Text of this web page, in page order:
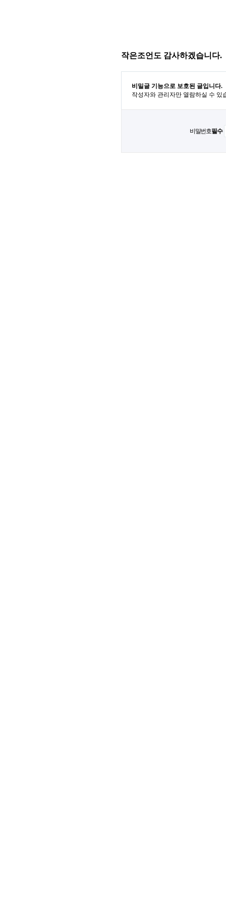
작은조언도 감사하겠습니다.
비밀글 기능으로 보호된 글입니다.
작성자와 관리자만 열람하실 수 있
비밀번호필수